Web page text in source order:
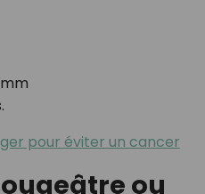
pour éviter un cancer
ou